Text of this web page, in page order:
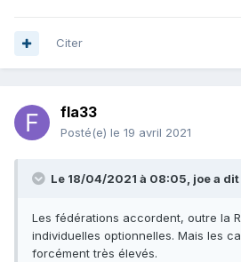
Citer
fla33
Posté(e) le 19 avril 2021
Le 18/04/2021 à 08:05, joea dit
Les fédérations accordent, outre la
individuelles optionnelles. Mais les
forcément très élevés.